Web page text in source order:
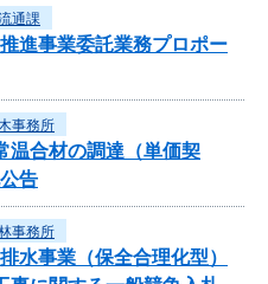
通課
進事業委託業務プロポー
事務所
合材の調達（単価契
告
事務所
水事業（保全合理化型）